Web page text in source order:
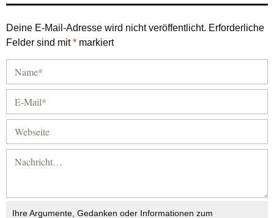
Deine E-Mail-Adresse wird nicht veröffentlicht. Erforderliche
Felder sind mit* markiert
Ihre Argumente, Gedanken oder Informationen zum